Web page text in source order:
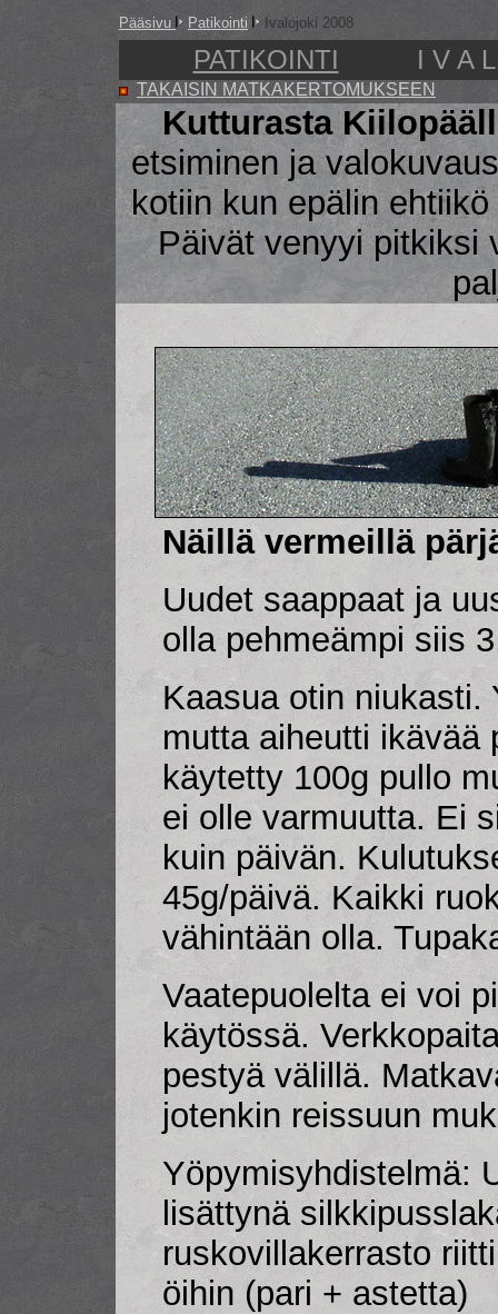
Pääsivu Patikointi Ivalojoki 2008
PATIKOINTI I V A
TAKAISIN MATKAKERTOMUKSEEN
Kutturasta
etsiminen ja
kotiin kun epälin
Päivät venyyi pitkiksi
Näillä vermeillä
Uudet saappaat ja
olla pehmeämpi siis
Kaasua otin niukasti.
mutta aiheutti ikävää
käytetty 100g pullo
ei olle varmuutta. Ei
kuin päivän.
45g/päivä. Kaikki
vähintään olla.
Vaatepuolelta ei voi
käytössä.
pestyä välillä.
jotenkin reissuun
Yöpymisyhdistelmä:
lisättynä
ruskovillakerrasto
öihin (pari + astetta)